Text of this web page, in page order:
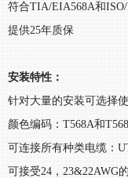
符合TIA/EIA568A和ISO/
提供25年质保
安装特性：
针对大量的安装可选择
颜色编码：T568A和
可连接所有种类电缆：
可接受24，23&22AWG